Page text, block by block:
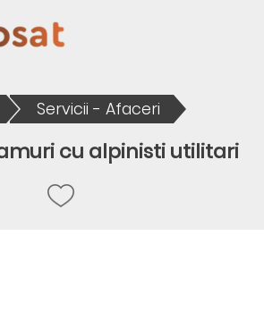
Servicii - Afaceri
cu alpinisti utilitari